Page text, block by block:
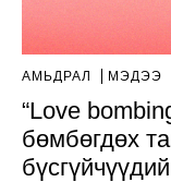
АМЬДРАЛ МЭДЭЭ
“Love
бөмбөгдөх